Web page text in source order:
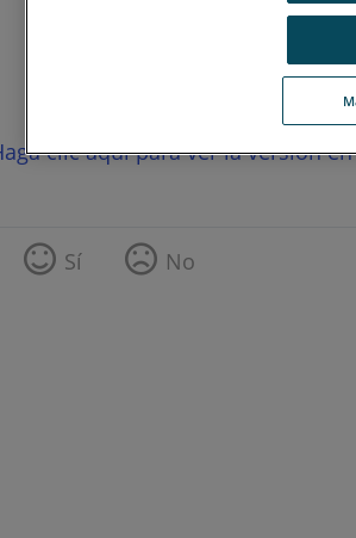
clic aquí para ver la versión
Sí No